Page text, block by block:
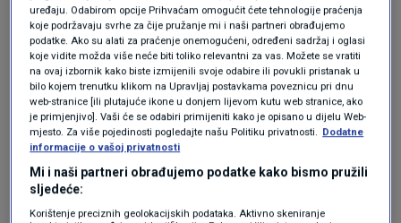
Dražen Keleminec, predsjednik stranke
"Autohtona - Hrvatska stranka prava",
izvanparlamentarne stranke krajnje desnice.
FOTO, VIDEO / Zapaljeni Trnjanski
kresovi. Tomašević: "Treba slaviti
dan kad je srušen režim koji je
sustavno ubijao u konclogorima"
uređaju. Odabirom opcije Prihvaćam omogućit ćete tehnologije praćenja
koje podržavaju svrhe za čije pružanje mi i naši partneri obrađujemo
podatke. Ako su alati za praćenje onemogućeni, određeni sadržaj i oglasi
koje vidite možda više neće biti toliko relevantni za vas. Možete se vratiti
na ovaj izbornik kako biste izmijenili svoje odabire ili povukli pristanak u
bilo kojem trenutku klikom na Upravljaj postavkama poveznicu pri dnu
web-stranice [ili plutajuće ikone u donjem lijevom kutu web stranice, ako
je primjenjivo]. Vaši će se odabiri primijeniti kako je opisano u dijelu Web-
mjesto. Za više pojedinosti pogledajte našu Politiku privatnosti. Dodatne
informacije o vašoj privatnosti
Mi i naši partneri obrađujemo podatke kako bismo pružili
sljedeće:
Korištenje preciznih geolokacijskih podataka. Aktivno skeniranje